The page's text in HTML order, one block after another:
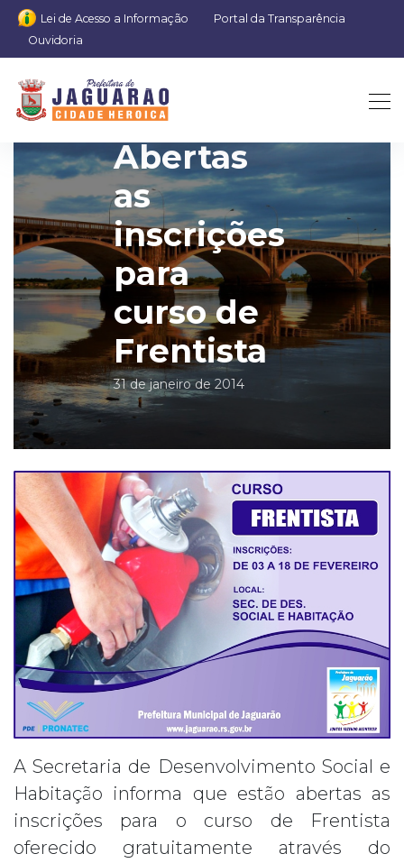
Lei de Acesso a Informação
Portal da Transparência
Ouvidoria
Abertas
as
inscrições
para
curso de
Frentista
31 de janeiro de 2014
A Secretaria de Desenvolvimento Social e
Habitação informa que estão abertas as
inscrições para o curso de Frentista
oferecido gratuitamente através do